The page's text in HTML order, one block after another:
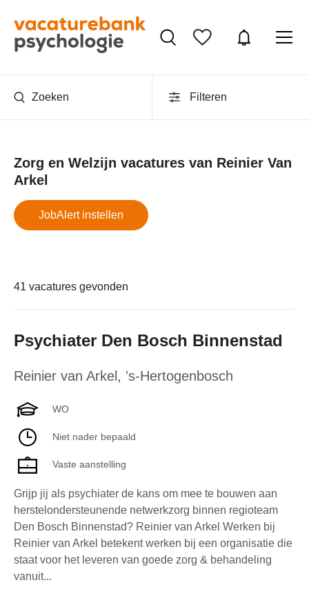
Zoeken Filteren
Zorg en Welzijn vacatures van Reinier Van
Arkel
JobAlert instellen
41 vacatures gevonden
Psychiater Den Bosch Binnenstad
Reinier van Arkel , 's-Hertogenbosch
WO
Niet nader bepaald
Vaste aanstelling
Grijp jij als psychiater de kans om mee te bouwen aan
herstelondersteunende netwerkzorg binnen regioteam
Den Bosch Binnenstad? Reinier van Arkel Werken bij
Reinier van Arkel betekent werken bij een organisatie die
staat voor het leveren van goede zorg & behandeling
vanuit...